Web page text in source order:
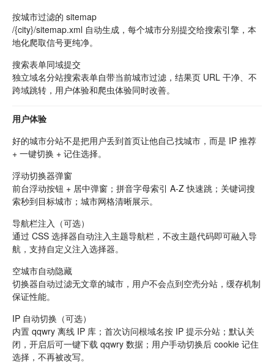
按城市过滤的 sitemap
/{city}/sitemap.xml 自动生成，每个城市分别提交给搜索引擎，本
地化爬取信号更纯净。
搜索表单同域提交
独立域名分站搜索表单自带当前城市过滤，结果页 URL 干净、不
跨域跳转，用户体验和爬虫体验同时改善。
用户体验
好的城市分站不是把用户丢到首页让他自己找城市，而是 IP 推荐
+ 一键切换 + 记住选择。
浮动切换器弹窗
前台浮动按钮 + 居中弹窗；拼音字母索引 A-Z 快速跳；关键词搜
索秒到目标城市；城市网格清晰展示。
导航栏注入（可选）
通过 CSS 选择器自动注入主题导航栏，不改主题代码即可融入导
航，支持自定义注入选择器。
空城市自动隐藏
切换器自动过滤无文章的城市，用户不会点到空壳分站，缓存机制
保证性能。
IP 自动切换（可选）
内置 qqwry 离线 IP 库；首次访问根域名按 IP 提示分站；默认关
闭，开启后可一键下载 qqwry 数据；用户手动切换后 cookie 记住
选择，不再被改写。